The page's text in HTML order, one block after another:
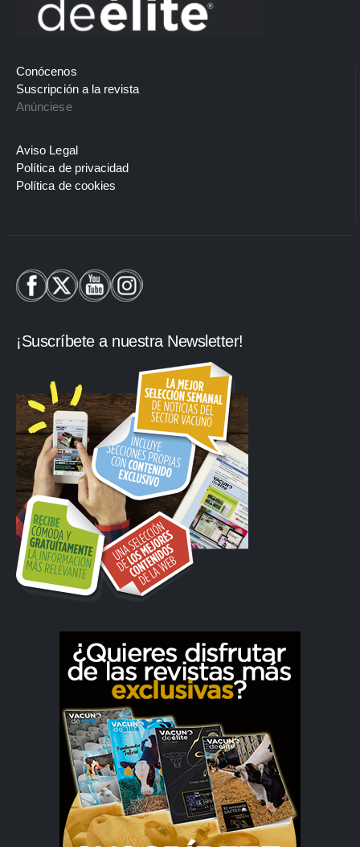
Conócenos
Suscripción a la revista
Anúnciese
Aviso Legal
Política de privacidad
Política de cookies
¡Suscríbete a nuestra Newsletter!